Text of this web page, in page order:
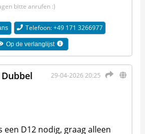
bitte anrufen :)
Telefoon: +49 171 3266977
Op de verlanglijst
29-04-2026 20:25
een D12 nodig, graag alleen